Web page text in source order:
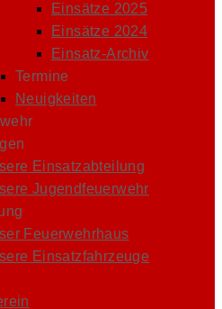
Einsätze 2025
Einsätze 2024
Einsatz-Archiv
Termine
Neuigkeiten
Einsatzabteilung
Jugendfeuerwehr
Feuerwehrhaus
Einsatzfahrzeuge